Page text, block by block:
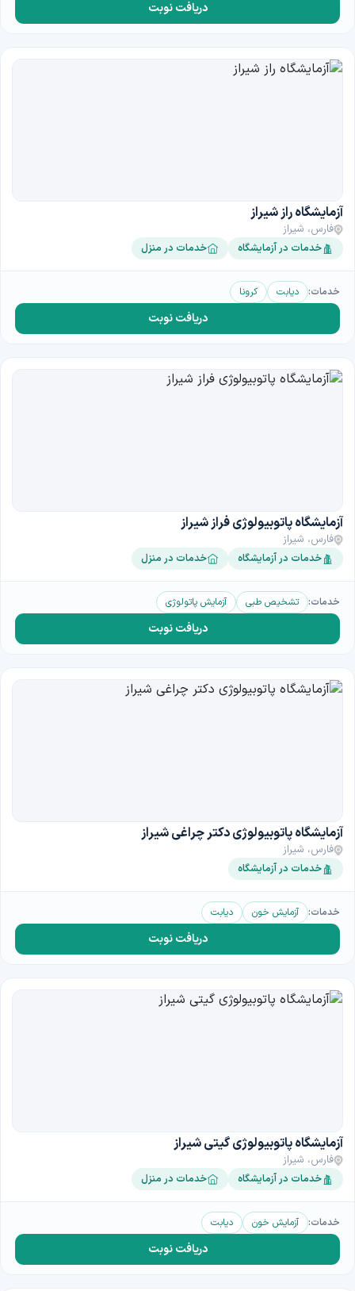
دریافت نوبت
آزمایشگاه راز شیراز
فارس، شیراز
خدمات در آزمایشگاه خدمات در منزل
خدمات: دیابت کرونا
دریافت نوبت
آزمایشگاه پاتوبیولوژی فراز شیراز
فارس، شیراز
خدمات در آزمایشگاه خدمات در منزل
خدمات: تشخیص طبی آزمایش پاتولوژی
دریافت نوبت
آزمایشگاه پاتوبیولوژی دکتر چراغی شیراز
فارس، شیراز
خدمات در آزمایشگاه
خدمات: آزمایش خون دیابت
دریافت نوبت
آزمایشگاه پاتوبیولوژی گیتی شیراز
فارس، شیراز
خدمات در آزمایشگاه خدمات در منزل
خدمات: آزمایش خون دیابت
دریافت نوبت